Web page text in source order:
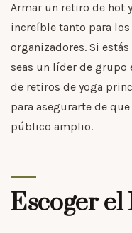
Armar un retiro de hot
increíble tanto para
organizadores. Si
seas un líder de grupo
de retiros de yoga
para asegurarte de
público amplio.
Escoger